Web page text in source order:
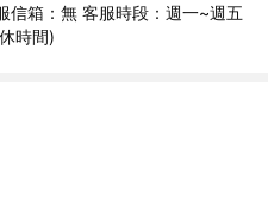
箱：無 客服時段：週一~週五
時間)